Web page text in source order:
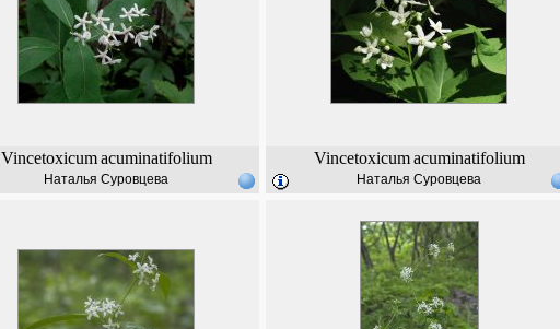
Vincetoxicum acuminatifolium
Наталья Суровцева
Vincetoxicum acuminatifolium
Наталья Суровцева